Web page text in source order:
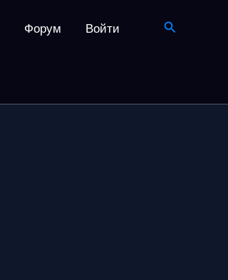
Форум Войти Поиск